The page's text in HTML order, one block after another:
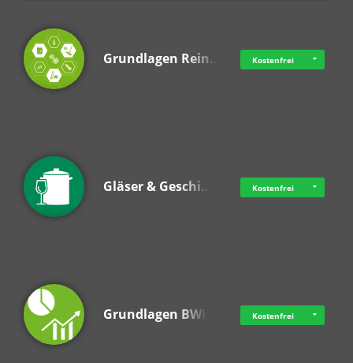
Grundlagen Rein… Kostenfrei
Gläser & Geschi… Kostenfrei
Grundlagen BWL Kostenfrei